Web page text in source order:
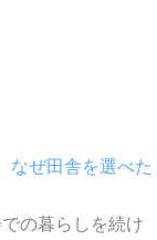
なぜ田舎を選べた
の暮らしを続け